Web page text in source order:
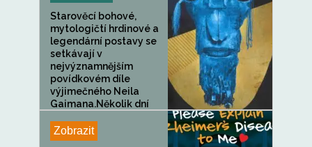
Starověcí bohové,
mytologičtí hrdinové a
legendární postavy se
setkávají v
nejvýznamnějším
povídkovém díle
výjimečného Neila
Gaimana.Několik dní
Zobrazit